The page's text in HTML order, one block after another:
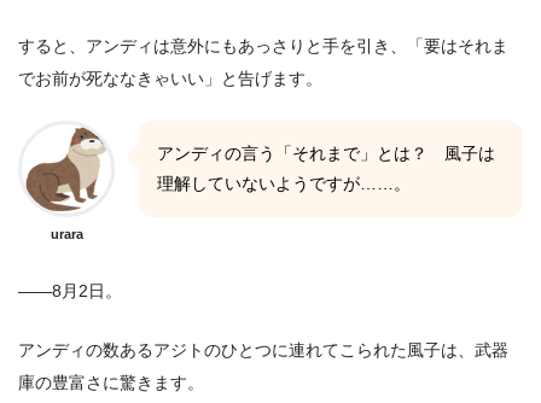
すると、アンディは意外にもあっさりと手を引き、「要はそれま
でお前が死ななきゃいい」と告げます。
urara
アンディの言う「それまで」とは？ 風子は
理解していないようですが……。
――8月2日。
アンディの数あるアジトのひとつに連れてこられた風子は、武器
庫の豊富さに驚きます。